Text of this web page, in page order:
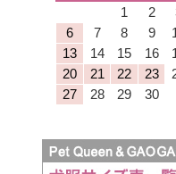
1
2
6
7 8 9
13
14 15 16
20
21 22 23
27
28 29 30